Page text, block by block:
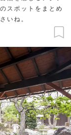
スポットをまとめ
いね。